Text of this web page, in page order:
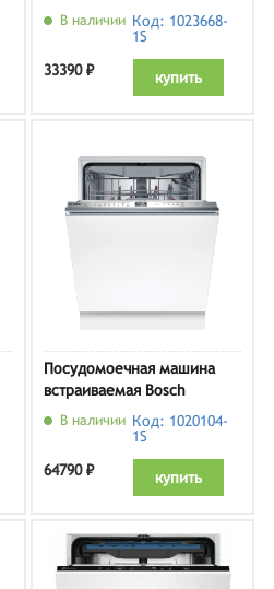
HDWE11-194RU
В наличии Код: 1023668-
1S
33390 ₽
купить
Посудомоечная машина
встраиваемая Bosch
SMV6ECX08E
В наличии Код: 1020104-
1S
64790 ₽
купить